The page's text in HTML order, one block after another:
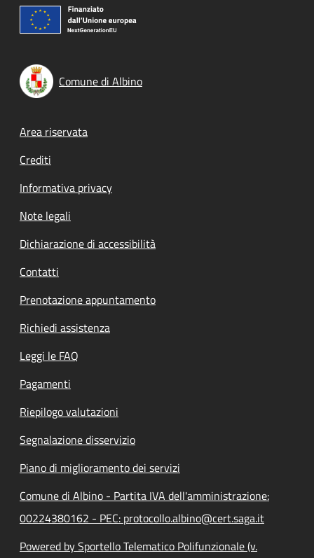
Comune di Albino
Footer menu
Area riservata
Crediti
Informativa privacy
Note legali
Dichiarazione di accessibilità
Contatti
Prenotazione appuntamento
Richiedi assistenza
Leggi le FAQ
Pagamenti
Riepilogo valutazioni
Segnalazione disservizio
Piano di miglioramento dei servizi
Comune di Albino - Partita IVA dell'amministrazione:
00224380162 - PEC: protocollo.albino@cert.saga.it
Powered by Sportello Telematico Polifunzionale (v.